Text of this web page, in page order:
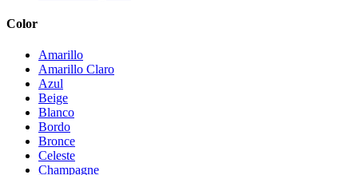
Color
Amarillo
Amarillo Claro
Azul
Beige
Blanco
Bordo
Bronce
Celeste
Champagne